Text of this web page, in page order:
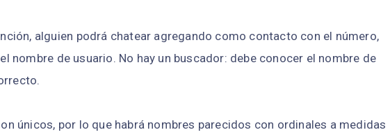
alguien podrá chatear agregando como contacto con el número,
nombre de usuario. No hay un buscador: debe conocer el nombre de
únicos, por lo que habrá nombres parecidos con ordinales a medidas